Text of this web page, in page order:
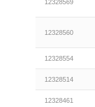
12328569
12328560
12328554
12328514
12328461